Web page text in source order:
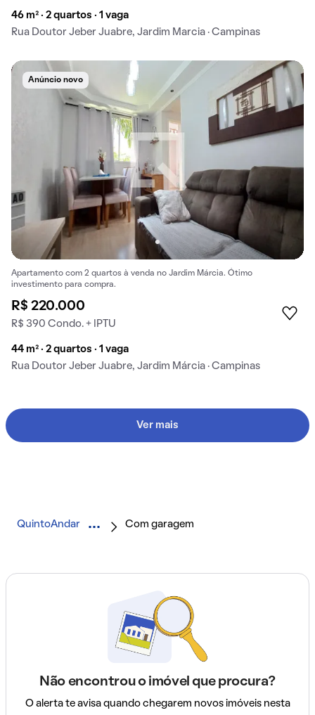
46 m² · 2 quartos · 1 vaga
Rua Doutor Jeber Juabre, Jardim Marcia · Campinas
Anúncio novo
Apartamento com 2 quartos à venda no Jardim Márcia. Ótimo
investimento para compra.
R$ 220.000
R$ 390 Condo. + IPTU
44 m² · 2 quartos · 1 vaga
Rua Doutor Jeber Juabre, Jardim Márcia · Campinas
Ver mais
QuintoAndar Com garagem
Não encontrou o imóvel que procura?
O alerta te avisa quando chegarem novos imóveis nesta